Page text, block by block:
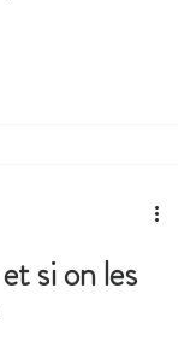
si on les